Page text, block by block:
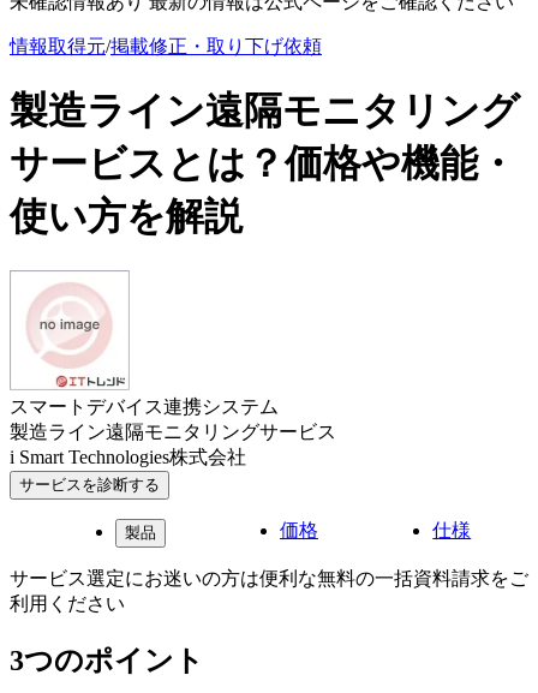
情報取得元/掲載修正・取り下げ依頼
製造ライン遠隔モニタリング
サービス とは？価格や機能・
使い方を解説
スマートデバイス連携システム
製造ライン遠隔モニタリングサービス
i Smart Technologies株式会社
サービスを診断する
製品 価格 仕様
サービス選定にお迷いの方は便利な無料の一括資料請求をご
利用ください
3つのポイント